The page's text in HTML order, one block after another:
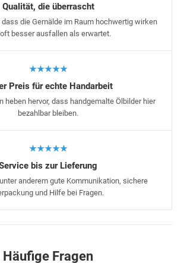
Qualität, die überrascht
dass die Gemälde im Raum hochwertig wirken
besser ausfallen als erwartet.
★★★★★
Preis für echte Handarbeit
heben hervor, dass handgemalte Ölbilder hier
bezahlbar bleiben.
★★★★★
bis zur Lieferung
anderem gute Kommunikation, sichere
und Hilfe bei Fragen.
Häufige Fragen